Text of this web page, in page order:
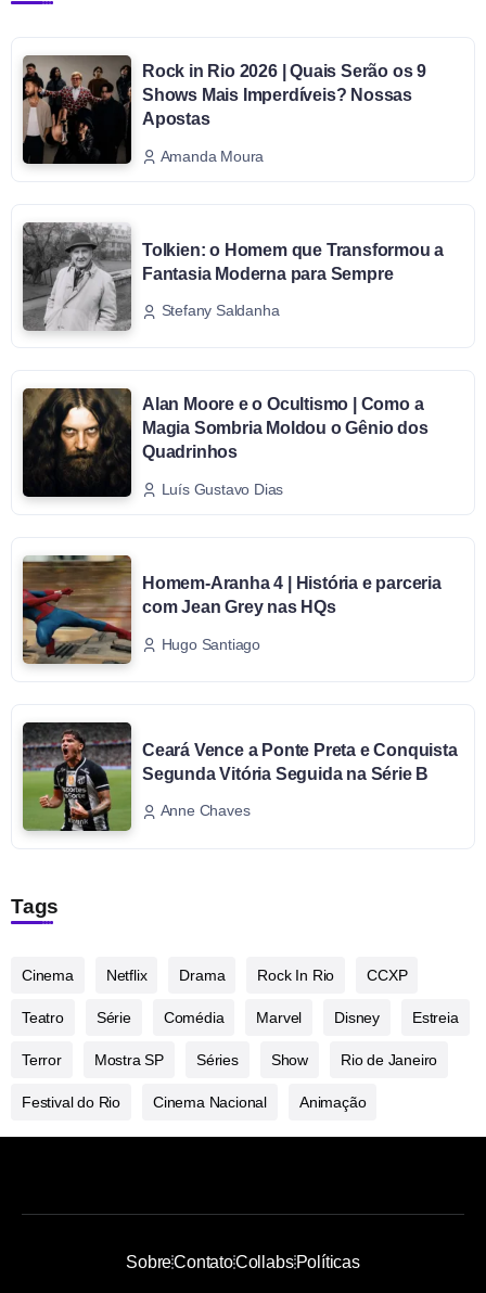
Rock in Rio 2026 | Quais Serão os 9
Shows Mais Imperdíveis? Nossas
Apostas
Amanda Moura
Tolkien: o Homem que Transformou a
Fantasia Moderna para Sempre
Stefany Saldanha
Alan Moore e o Ocultismo | Como a
Magia Sombria Moldou o Gênio dos
Quadrinhos
Luís Gustavo Dias
Homem-Aranha 4 | História e parceria
com Jean Grey nas HQs
Hugo Santiago
Ceará Vence a Ponte Preta e Conquista
Segunda Vitória Seguida na Série B
Anne Chaves
Tags
Cinema Netflix Drama Rock In Rio CCXP
Teatro Série Comédia Marvel Disney Estreia
Terror Mostra SP Séries Show Rio de Janeiro
Festival do Rio Cinema Nacional Animação
SobreContatoCollabsPolíticas